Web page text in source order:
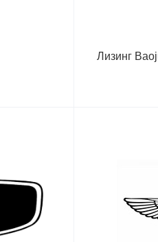
Лизинг